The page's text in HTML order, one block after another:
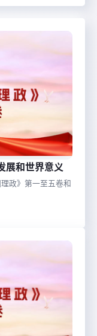
展和世界意义
政》第一至五卷和